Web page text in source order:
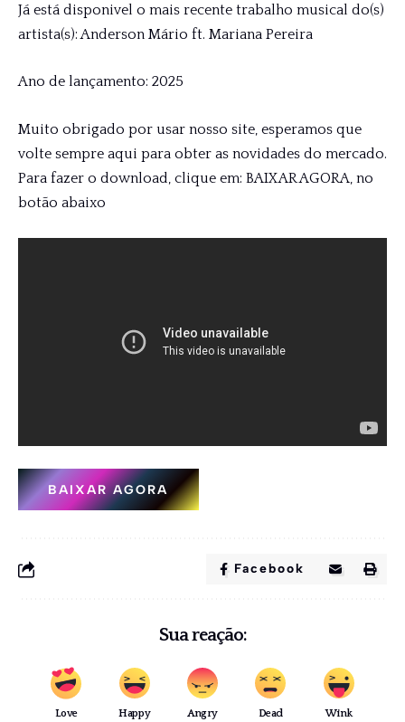
Já está disponivel o mais recente trabalho musical do(s)
artista(s): Anderson Mário ft. Mariana Pereira
Ano de lançamento: 2025
Muito obrigado por usar nosso site, esperamos que
volte sempre aqui para obter as novidades do mercado.
Para fazer o download, clique em: BAIXAR AGORA, no
botão abaixo
BAIXAR AGORA
Facebook
Sua reação:
Love Happy Angry Dead Wink